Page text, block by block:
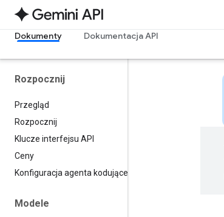
Dokumenty Dokumentacja API
Rozpocznij
Przegląd
Rozpocznij
Klucze interfejsu API
Ceny
Konfiguracja agenta kodującego
Modele